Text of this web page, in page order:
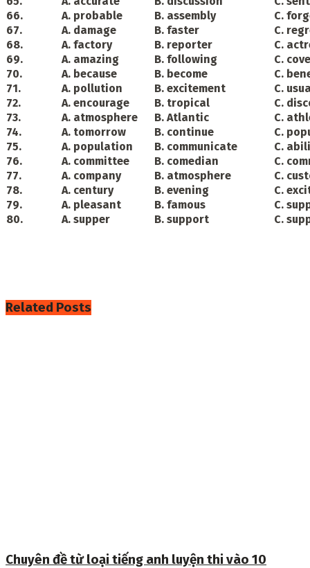
66.
A. probable B. assembly
C.
67.
A. damage B. faster
C.
68.
A. factory B. reporter
C.
69.
A. amazing B. following
C.
70.
A. because B. become
C.
71.
A. pollution B. excitement
C.
72.
A. encourage B. tropical
C.
73.
A. atmosphere B. Atlantic
C.
74.
A. tomorrow B. continue
C.
75.
A. population B. communicate
C.
76.
A. committee B. comedian
C.
77.
A. company B. atmosphere
C.
78.
A. century B. evening
C.
79.
A. pleasant B. famous
C.
80.
A. supper B. support C.
Related Posts
Chuyên đề từ loại tiếng anh luyện thi vào 10